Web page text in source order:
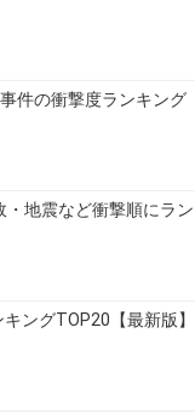
件の衝撃度ランキング
地震など衝撃順にラン
ングTOP20【最新版】